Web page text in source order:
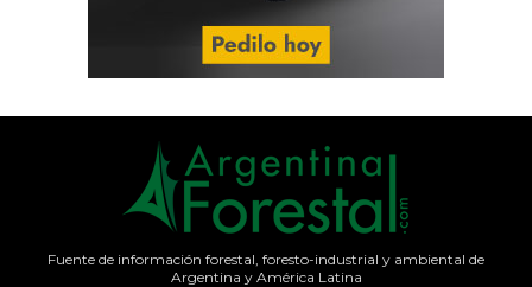
Fuente de información forestal, foresto-industrial y ambiental de
Argentina y América Latina